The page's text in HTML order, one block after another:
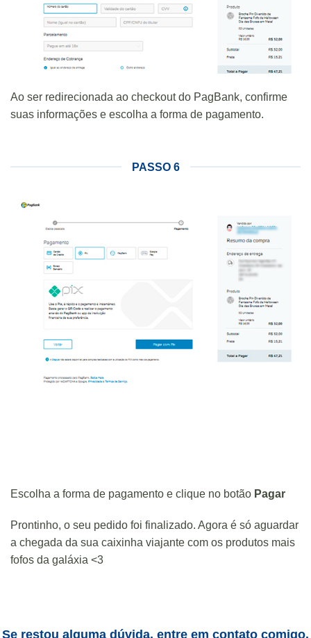
Ao ser redirecionada ao checkout do PagBank, confirme
suas informações e escolha a forma de pagamento.
PASSO 6
Escolha a forma de pagamento e clique no botão Pagar
Prontinho, o seu pedido foi finalizado. Agora é só aguardar
a chegada da sua caixinha viajante com os produtos mais
fofos da galáxia <3
Se restou alguma dúvida, entre em contato comigo.